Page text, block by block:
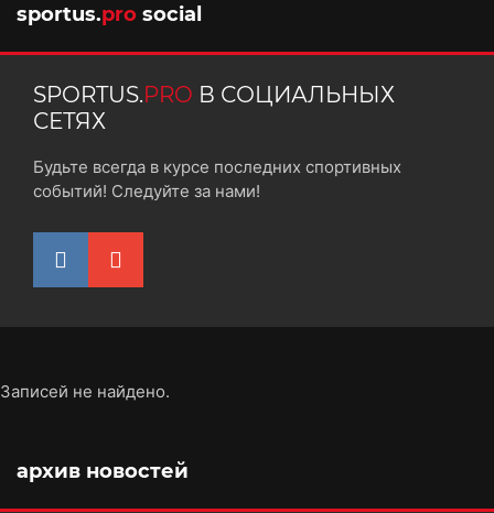
sportus.pro social
SPORTUS.PRO В СОЦИАЛЬНЫХ
СЕТЯХ
Будьте всегда в курсе последних спортивных
событий! Следуйте за нами!
Записей не найдено.
архив новостей